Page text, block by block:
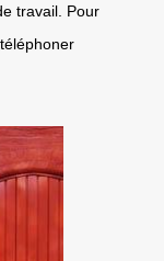
travail. Pour